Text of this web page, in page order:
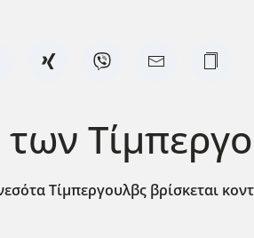
Τίμπεργουλβς βρίσκεται